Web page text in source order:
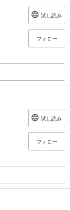
試し読み
フォロー
試し読み
フォロー